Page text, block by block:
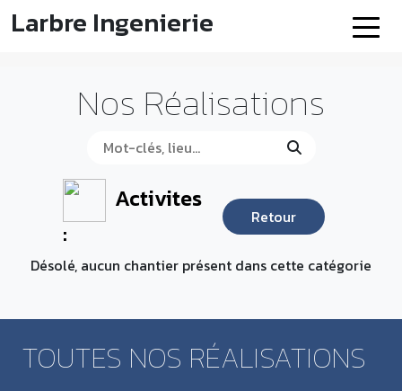
Larbre Ingenierie
Nos Réalisations
Activites
:
Retour
Désolé, aucun chantier présent dans cette catégorie
TOUTES NOS RÉALISATIONS